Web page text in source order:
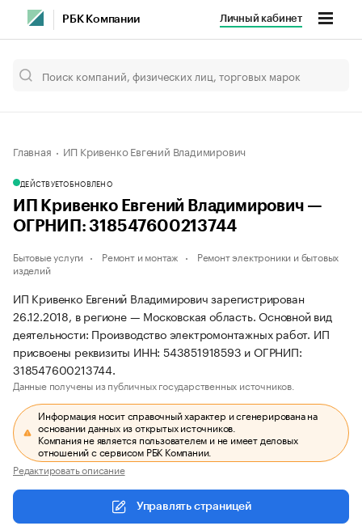
РБК Компании Личный кабинет
Главная ИП Кривенко Евгений Владимирович
ДЕЙСТВУЕТОБНОВЛЕНО
ИП Кривенко Евгений Владимирович —
ОГРНИП: 318547600213744
Бытовые услуги Ремонт и монтаж
Ремонт электроники и бытовых
изделий
ИП Кривенко Евгений Владимирович зарегистрирован
26.12.2018, в регионе — Московская область. Основной вид
деятельности: Производство электромонтажных работ. ИП
присвоены реквизиты ИНН: 543851918593 и ОГРНИП:
318547600213744.
Данные получены из публичных государственных источников.
Информация носит справочный характер и сгенерирована на
основании данных из открытых источников.
Компания не является пользователем и не имеет деловых
отношений с сервисом РБК Компании.
Редактировать описание
Управлять страницей